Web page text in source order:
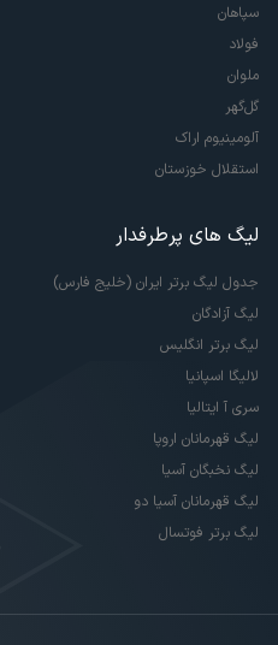
سپاهان
فولاد
ملوان
گل‌گهر
آلومینیوم اراک
استقلال خوزستان
لیگ های پرطرفدار
جدول لیگ برتر ایران (خلیج فارس)
لیگ آزادگان
لیگ برتر انگلیس
لالیگا اسپانیا
سری آ ایتالیا
لیگ قهرمانان اروپا
لیگ نخبگان آسیا
لیگ قهرمانان آسیا دو
لیگ برتر فوتسال